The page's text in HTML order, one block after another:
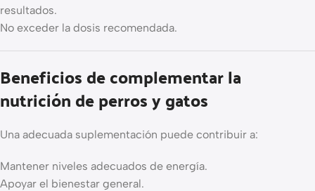
resultados.
No exceder la dosis recomendada.
Beneficios de complementar la
nutrición de perros y gatos
Una adecuada suplementación puede contribuir a:
Mantener niveles adecuados de energía.
Apoyar el bienestar general.